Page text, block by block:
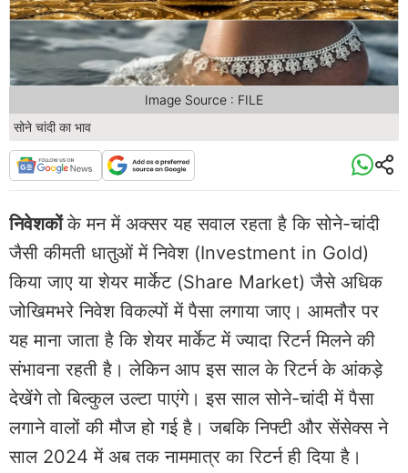
सोने चांदी का भाव
Image Source : FILE
निवेशकोंके मन में अक्सर यह सवाल रहता है कि सोने-चांदी
जैसी कीमती धातुओं में निवेश (Investment in Gold)
किया जाए या शेयर मार्केट (Share Market) जैसे अधिक
जोखिमभरे निवेश विकल्पों में पैसा लगाया जाए। आमतौर पर
यह माना जाता है कि शेयर मार्केट में ज्यादा रिटर्न मिलने की
संभावना रहती है। लेकिन आप इस साल के रिटर्न के आंकड़े
देखेंगे तो बिल्कुल उल्टा पाएंगे। इस साल सोने-चांदी में पैसा
लगाने वालों की मौज हो गई है। जबकि निफ्टी और सेंसेक्स ने
साल 2024 में अब तक नाममात्र का रिटर्न ही दिया है।